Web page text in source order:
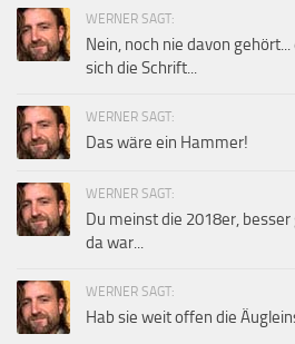
WERNER SAGT:
Nein, noch nie davon
sich die Schrift...
WERNER SAGT:
Das wäre ein Hammer!
WERNER SAGT:
Du meinst die 2018er,
da war...
WERNER SAGT:
Hab sie weit offen die